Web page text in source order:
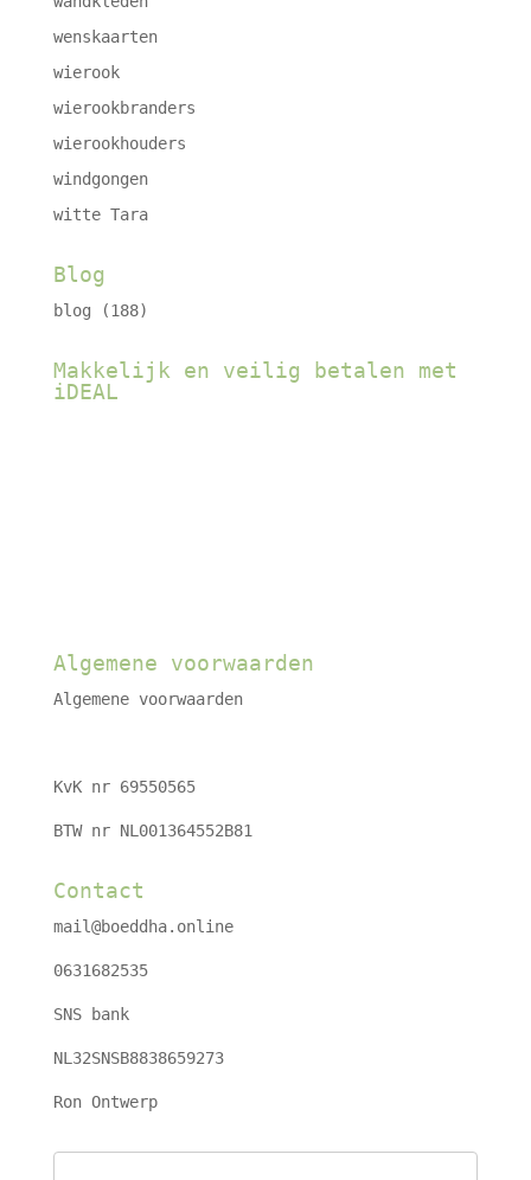
wenskaarten
wierook
wierookbranders
wierookhouders
windgongen
witte Tara
Blog
blog (188)
Makkelijk en veilig betalen met
iDEAL
Algemene voorwaarden
Algemene voorwaarden
KvK nr 69550565
BTW nr NL001364552B81
Contact
mail@boeddha.online
0631682535
SNS bank
NL32SNSB8838659273
Ron Ontwerp